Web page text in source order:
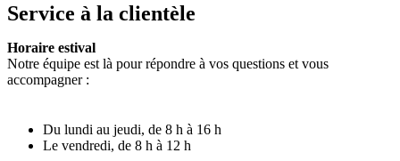
Service à la clientèle
Horaire estival
Notre équipe est là pour répondre à vos questions et vous
accompagner :
Du lundi au jeudi, de 8 h à 16 h
Le vendredi, de 8 h à 12 h